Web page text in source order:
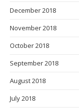
December 2018
November 2018
October 2018
September 2018
August 2018
July 2018